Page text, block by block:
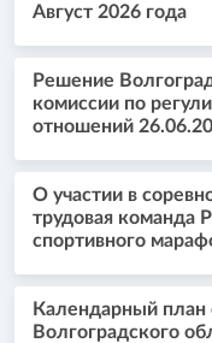
Август 2026 года
Решение
комиссии по
отношений
О участии в
трудовая команда
спортивного
Календарный план
Волгоградского